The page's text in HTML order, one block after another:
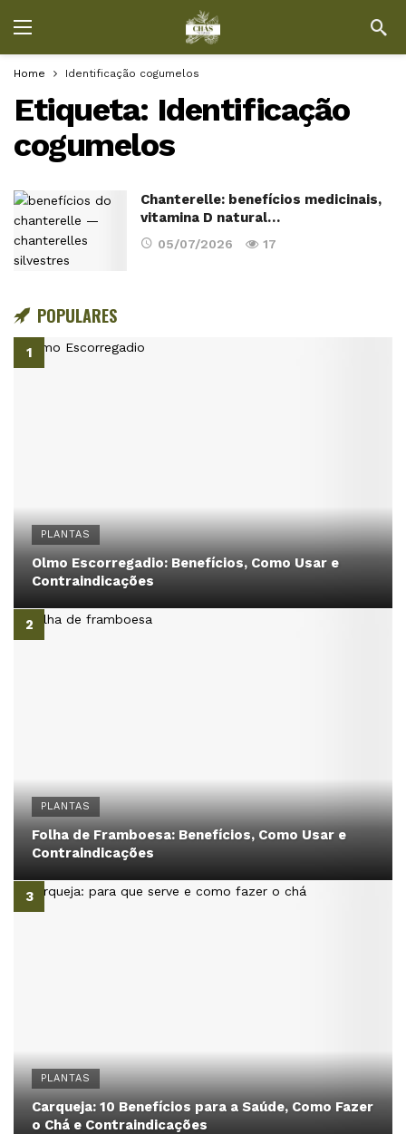
Home Identificação cogumelos
Etiqueta: Identificação
cogumelos
Chanterelle: benefícios medicinais,
vitamina D natural…
05/07/2026 17
POPULARES
PLANTAS
Olmo Escorregadio: Benefícios, Como Usar e
Contraindicações
PLANTAS
Folha de Framboesa: Benefícios, Como Usar e
Contraindicações
PLANTAS
Carqueja: 10 Benefícios para a Saúde, Como Fazer
o Chá e Contraindicações